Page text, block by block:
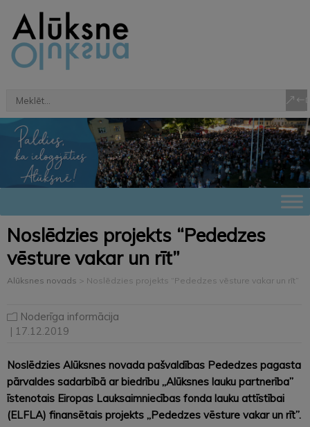
Noslēdzies projekts “Pededzes
vēsture vakar un rīt”
Alūksnes novads > Noslēdzies projekts “Pededzes vēsture vakar un rīt”
Noderīga informācija
| 17.12.2019
Noslēdzies Alūksnes novada pašvaldības Pededzes pagasta
pārvaldes sadarbībā ar biedrību „Alūksnes lauku partnerība”
īstenotais Eiropas Lauksaimniecības fonda lauku attīstībai
(ELFLA) finansētais projekts „Pededzes vēsture vakar un rīt”.